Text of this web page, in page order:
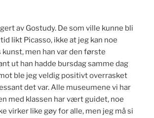
av Gostudy. De som ville kunne bli
likt Picasso, ikke at jeg kan noe
men han var den første
ut han hadde bursdag samme dag
ble jeg veldig positivt overrasket
det var. Alle museumene vi har
med klassen har vært guidet, noe
virker like gøy for alle, men jeg må si